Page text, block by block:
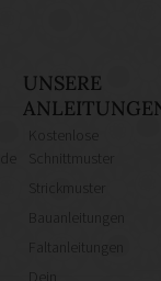
UNSERE
Kostenlose
Schnittmuster
Strickmuster
Bauanleitungen
Faltanleitungen